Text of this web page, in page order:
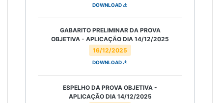
DOWNLOAD
16/12/2025
GABARITO PRELIMINAR DA PROVA
OBJETIVA - APLICAÇÃO DIA 14/12/2025
DOWNLOAD
ESPELHO DA PROVA OBJETIVA -
APLICAÇÃO DIA 14/12/2025